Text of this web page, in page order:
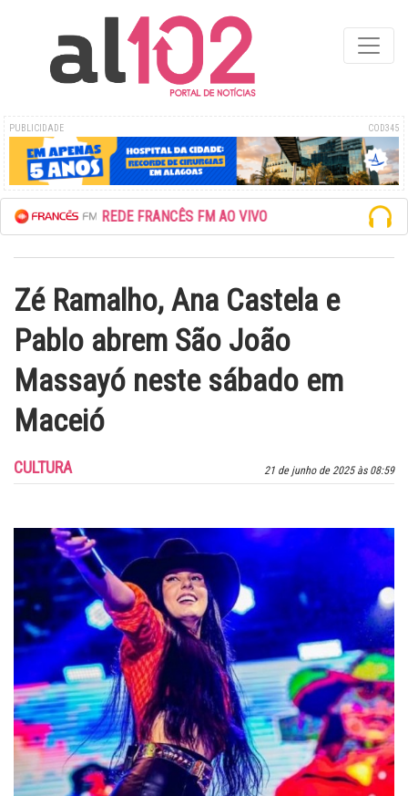
PUBLICIDADE COD345
ESCUTE A REDE FRANCÊS FM AO VIVO
Zé Ramalho, Ana Castela e
Pablo abrem São João
Massayó neste sábado em
Maceió
21 de junho de 2025 às 08:59
CULTURA